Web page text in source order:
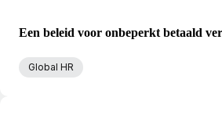
Een beleid voor onbeperkt betaald
Global HR